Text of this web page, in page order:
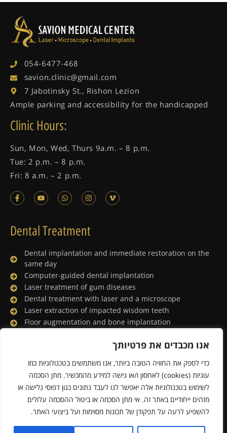
אנו מכבדים את פרטיותך
כדי לספק את החוויה הטובה ביותר, אנו משתמשים בטכנולוגיות כמו
עוגיות (cookies) לאחסון ו/או גישה למידע מהמכשיר. מתן הסכמה
לשימוש בטכנולוגיות אלה יאפשר לנו לעבד נתונים כגון דפוסי גלישה או
מזהים ייחודיים באתר זה. אי מתן הסכמה או ביטול ההסכמה עלולים
להשפיע לרעה על תפקודן של תכונות מסוימות ועל ביצועי האתר.
054-6477-468
savion.clinic@gmail.com
7 Jabotinsky St., Rishon Lezion
Ample parking and accessibility for the handicapped
Clinic Hours:
Sun, Mon, Wed, Thurs 9a.m. – 8 p.m.
Tue: 2 p.m. – 8 p.m.
Fri: 8 a.m. – 2 p.m.
Dental Treatment
Dental implantation and immediate restoration on the
same day
Computer-guided dental implantation
Laser treatment of gum diseases
Dental treatment with laser and a microscope
Laser extraction of impacted wisdom teeth
Floor augmentation and bone implantation
Whitening the teeth with a laser
Powered & Designed by Medical Online